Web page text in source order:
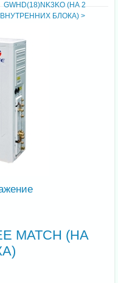
GWHD(18)NK3KO (НА 2
ВНУТРЕННИХ БЛОКА) >
MATCH (НА